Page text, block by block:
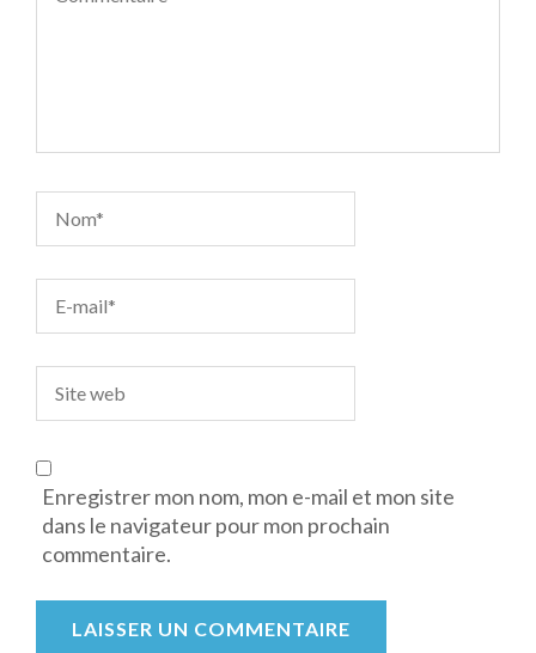
Enregistrer mon nom, mon e-mail et mon site
dans le navigateur pour mon prochain
commentaire.